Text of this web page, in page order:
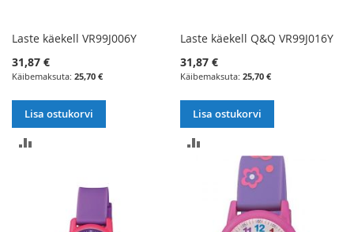
Laste käekell VR99J006Y
31,87 €
25,70 €
Lisa ostukorvi
Laste käekell Q&Q VR99J016Y
31,87 €
25,70 €
Lisa ostukorvi
VÕRDLUSESSE